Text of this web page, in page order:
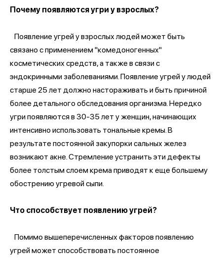
Почему появляются угри у взрослых?
Появление угрей у взрослых людей может быть
связано с применением "комедоногенных"
косметических средств, а также в связи с
эндокринными заболеваниями. Появление угрей у людей
старше 25 лет должно настораживать и быть причиной
более детального обследования организма. Нередко
угри появляются в 30-35 лет у женщин, начинающих
интенсивно использовать тональные кремы. В
результате постоянной закупорки сальных желез
возникают акне. Стремление устранить эти дефекты
более толстым слоем крема приводят к еще большему
обострению угревой сыпи.
Что способствует появлению угрей?
Помимо вышеперечисленных факторов появлению
угрей может способствовать постоянное